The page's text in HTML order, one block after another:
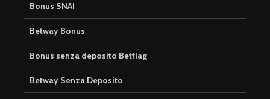
Bonus SNAI
Betway Bonus
Bonus senza deposito Betflag
Betway Senza Deposito